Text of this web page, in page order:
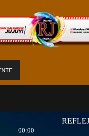
están en plena ejecución